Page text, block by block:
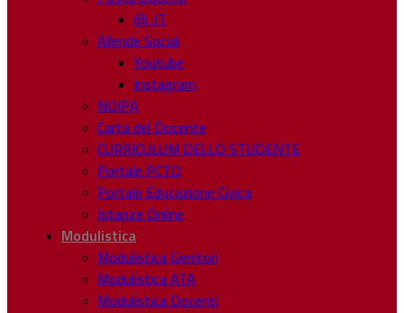
@ .IT
Allende Social
Youtube
Instagram
NOIPA
Carta del Docente
CURRICULUM DELLO STUDENTE
Portale PCTO
Portale Educazione Civica
Istanze Online
Modulistica
Modulistica Genitori
Modulistica ATA
Modulistica Docenti